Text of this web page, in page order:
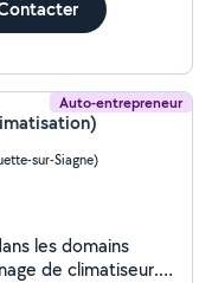
Auto-entrepreneur
sur-Siagne)
les domains